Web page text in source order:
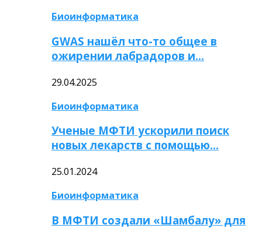
Биоинформатика
GWAS нашёл что-то общее в
ожирении лабрадоров и…
29.04.2025
Биоинформатика
Ученые МФТИ ускорили поиск
новых лекарств с помощью…
25.01.2024
Биоинформатика
В МФТИ создали «Шамбалу» для